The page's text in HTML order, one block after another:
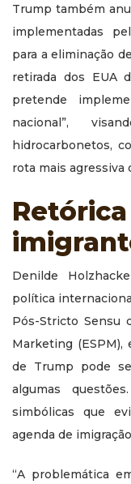
Trump também
implementadas
para a eliminação
retirada dos EUA
pretende
nacional”,
hidrocarbonetos,
rota mais agressiva
Denilde
política
Pós-Stricto Sensu
Marketing (ESPM),
de Trump pode
algumas
simbólicas que
agenda de
“A problemática